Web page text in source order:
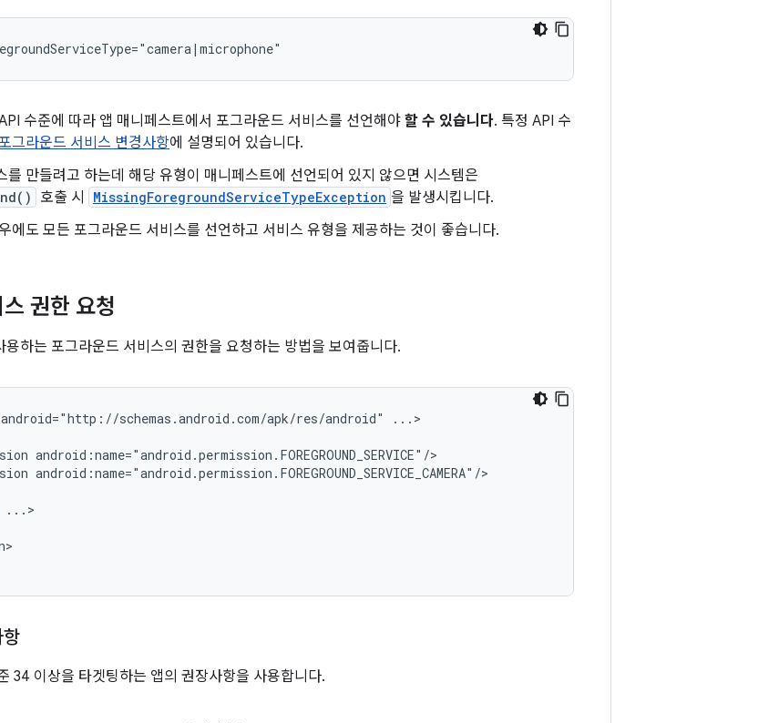
수준에 따라 앱 매니페스트에서 포그라운드 서비스를 선언해야 할 수 있습니다. 특정 API 수
포그라운드 서비스 변경사항에 설명되어 있습니다.
를 만들려고 하는데 해당 유형이 매니페스트에 선언되어 있지 않으면 시스템은
호출 시 MissingForegroundServiceTypeException 을 발생시킵니다.
에도 모든 포그라운드 서비스를 선언하고 서비스 유형을 제공하는 것이 좋습니다.
권한 요청
용하는 포그라운드 서비스의 권한을 요청하는 방법을 보여줍니다.
schemas.android.com/apk/res/android" ...>
android:name="android.permission.FOREGROUND_SERVICE_CAMERA"/>
34 이상을 타겟팅하는 앱의 권장사항을 사용합니다.